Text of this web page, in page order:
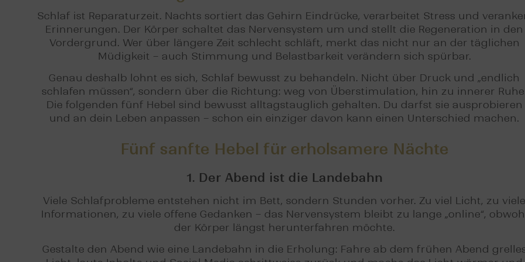
Schlaf ist Reparaturzeit. Nachts sortiert das Gehirn Eindrücke, verarbeitet Stress und
Erinnerungen. Der Körper schaltet das Nervensystem um und stellt die Regeneration in den
Vordergrund. Wer über längere Zeit schlecht schläft, merkt das nicht nur an der täglichen
Müdigkeit – auch Stimmung und Belastbarkeit verändern sich spürbar.
Genau deshalb lohnt es sich, Schlaf bewusst zu behandeln. Nicht über Druck und „endlich
schlafen müssen“, sondern über die Richtung: weg von Überstimulation, hin zu innerer
Die folgenden fünf Hebel sind bewusst alltagstauglich gehalten. Du darfst sie ausprobieren
und an dein Leben anpassen – schon ein einziger davon kann einen Unterschied machen.
Fünf sanfte Hebel für erholsamere Nächte
1. Der Abend ist die Landebahn
Viele Schlafprobleme entstehen nicht im Bett, sondern Stunden vorher. Zu viel Licht, zu viele
Informationen, zu viele offene Gedanken – das Nervensystem bleibt zu lange „online“,
der Körper längst herunterfahren möchte.
Gestalte den Abend wie eine Landebahn in die Erholung: Fahre ab dem frühen Abend